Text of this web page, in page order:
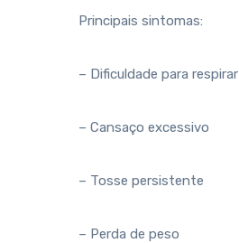
Principais sintomas:
– Dificuldade para respirar
– Cansaço excessivo
– Tosse persistente
– Perda de peso